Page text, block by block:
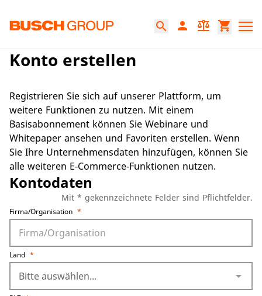
search person balance shopping_cart
Konto erstellen
Registrieren Sie sich auf unserer Plattform, um
weitere Funktionen zu nutzen. Mit einem
Basisabonnement können Sie Webinare und
Whitepaper ansehen und Favoriten erstellen. Wenn
Sie Ihre Unternehmensdaten hinzufügen, können Sie
alle weiteren E-Commerce-Funktionen nutzen.
Kontodaten
Mit * gekennzeichnete Felder sind Pflichtfelder.
Firma/Organisation *
Land *
arrow_drop_down